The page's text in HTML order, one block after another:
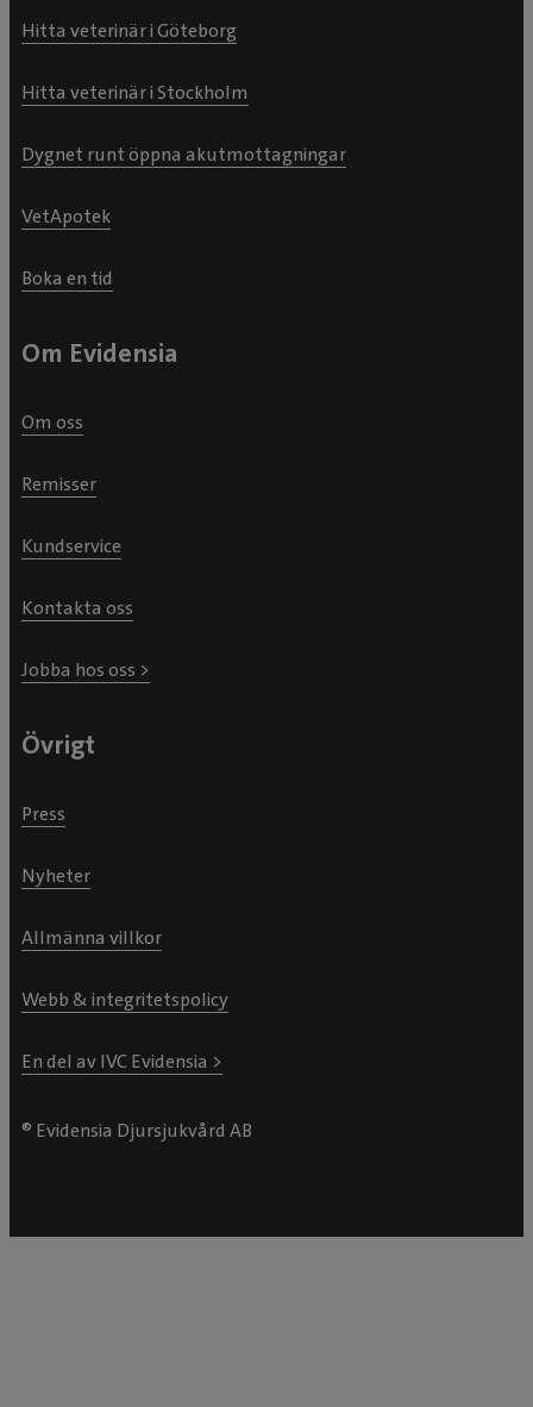
Hitta veterinär i Göteborg
Hitta veterinär i Stockholm
Dygnet runt öppna akutmottagningar
VetApotek
Boka en tid
Om Evidensia
Om oss
Remisser
Kundservice
Kontakta oss
Jobba hos oss >
Övrigt
Press
Nyheter
Allmänna villkor
Webb & integritetspolicy
En del av IVC Evidensia >
® Evidensia Djursjukvård AB